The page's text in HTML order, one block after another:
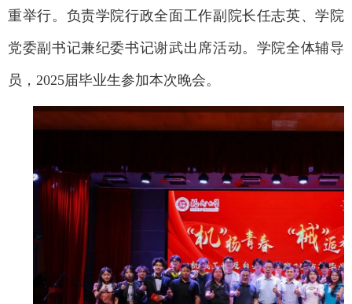
重举行。负责学院行政全面工作副院长任志英、学院
党委副书记兼纪委书记谢武出席活动。学院全体辅导
员，2025届毕业生参加本次晚会。